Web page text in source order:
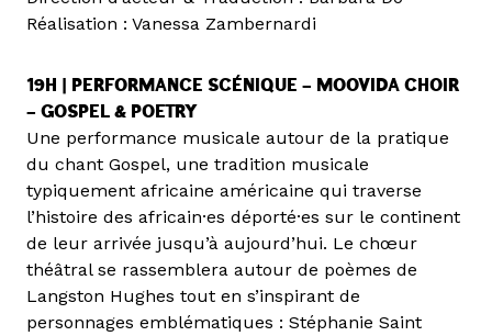
Réalisation : Vanessa Zambernardi
19H | PERFORMANCE SCÉNIQUE – MOOVIDA CHOIR
– GOSPEL & POETRY
Une performance musicale autour de la pratique
du chant Gospel, une tradition musicale
typiquement africaine américaine qui traverse
l’histoire des africain·es déporté·es sur le continent
de leur arrivée jusqu’à aujourd’hui. Le chœur
théâtral se rassemblera autour de poèmes de
Langston Hughes tout en s’inspirant de
personnages emblématiques : Stéphanie Saint